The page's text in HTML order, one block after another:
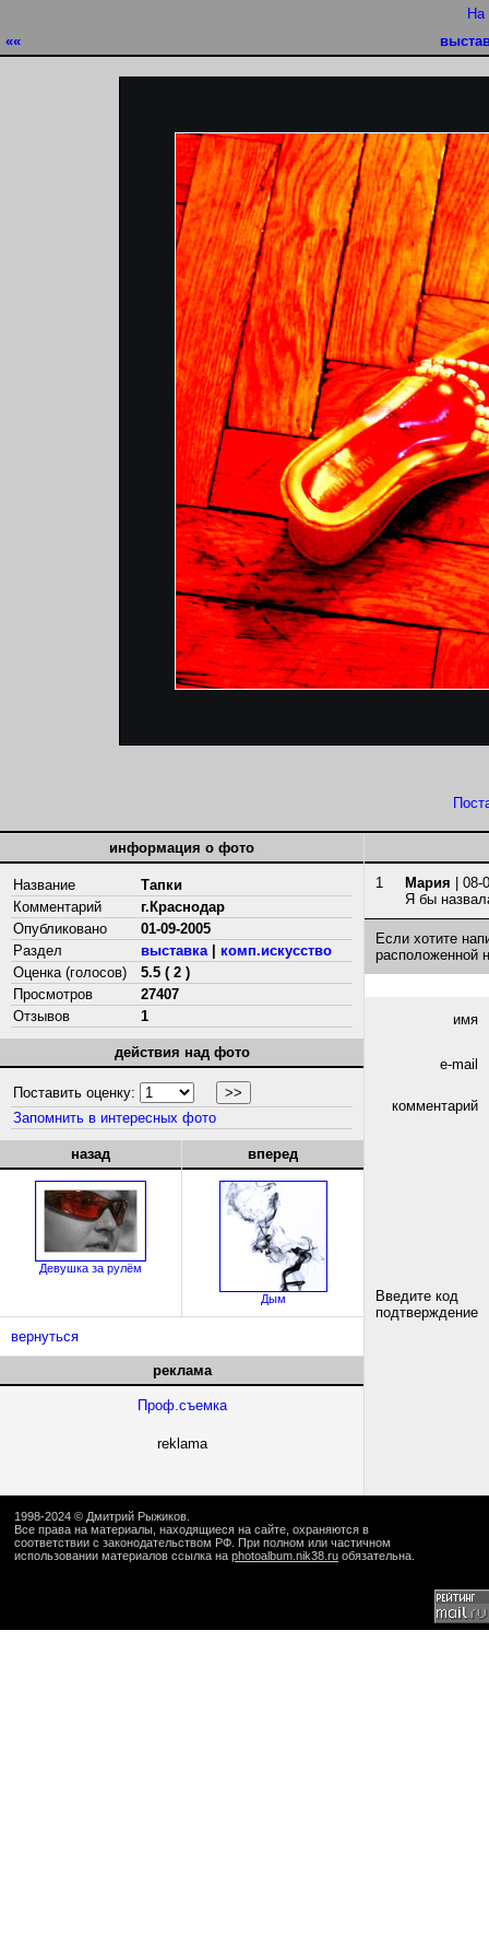
На
««
информация о фото
Название
Тапки
Комментарий
г.Краснодар
Опубликовано
01-09-2005
Раздел
выставка| комп.искусство
Оценка (голосов)
5.5 ( 2 )
Просмотров
27407
Отзывов
1
действия над фото
Поставить оценку:
Запомнить в интересных фото
назад
Девушка за рулём
вперед
Дым
вернуться
реклама
Проф.съемка
reklama
1 Мария | 08-
Я бы
Если хотите
расположенной
имя
e-mail
комментарий
Введите код
подтверждение
1998-2024 © Дмитрий Рыжиков
Все права на материалы, находящиеся на сайте, охраняются в
соответствии с законодательством РФ. При полном или частичном
использовании материалов ссылка на photoalbum.nik38.ru обязательна.